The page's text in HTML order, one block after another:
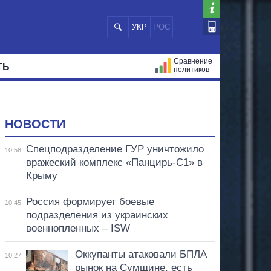
УКР РОС
Сравнение
политиков
НОВОСТИ
10:58
Спецподразделение ГУР уничтожило
вражеский комплекс «Панцирь-С1» в
Крыму
10:45
Россия формирует боевые
подразделения из украинских
военнопленных – ISW
10:27
Оккупанты атаковали БПЛА
рынок на Сумщине, есть